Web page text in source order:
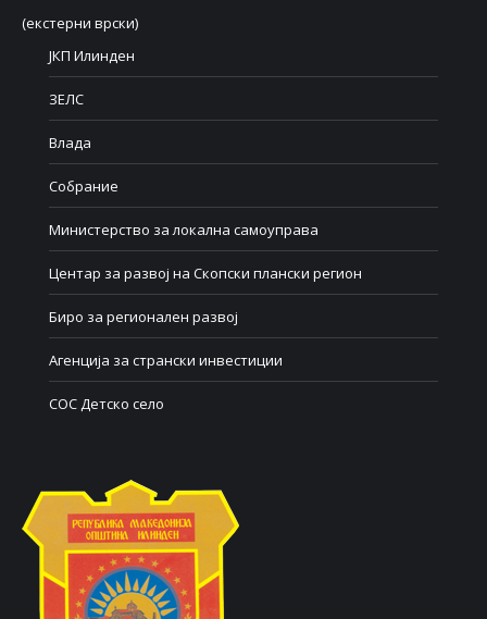
(екстерни врски)
ЈКП Илинден
ЗЕЛС
Влада
Собрание
Министерство за локална самоуправа
Центар за развој на Скопски плански регион
Биро за регионален развој
Агенција за странски инвестиции
СОС Детско село